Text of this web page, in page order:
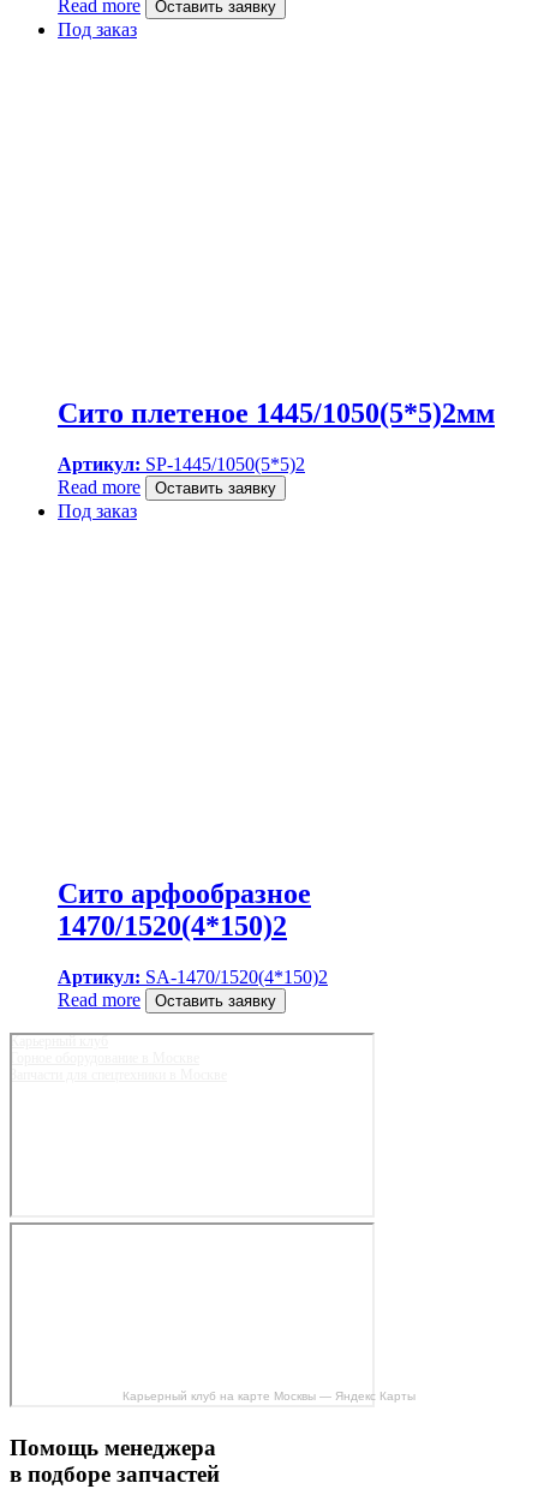
Read more Оставить заявку
Под заказ
Сито плетеное 1445/1050(5*5)2мм
Артикул: SP-1445/1050(5*5)2
Read more
Оставить заявку
Под заказ
Сито арфообразное
1470/1520(4*150)2
Артикул: SA-1470/1520(4*150)2
Read more
Оставить заявку
Карьерный клуб на карте Москвы — Яндекс Карты
Помощь менеджера
в подборе запчастей